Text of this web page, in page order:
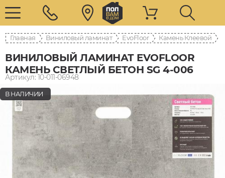
Главная Виниловый ламинат EvoFloor Камень Клеевой
ВИНИЛОВЫЙ ЛАМИНАТ EVOFLOOR
КАМЕНЬ СВЕТЛЫЙ БЕТОН SG 4-006
Артикул: 10-011-06948
В НАЛИЧИИ